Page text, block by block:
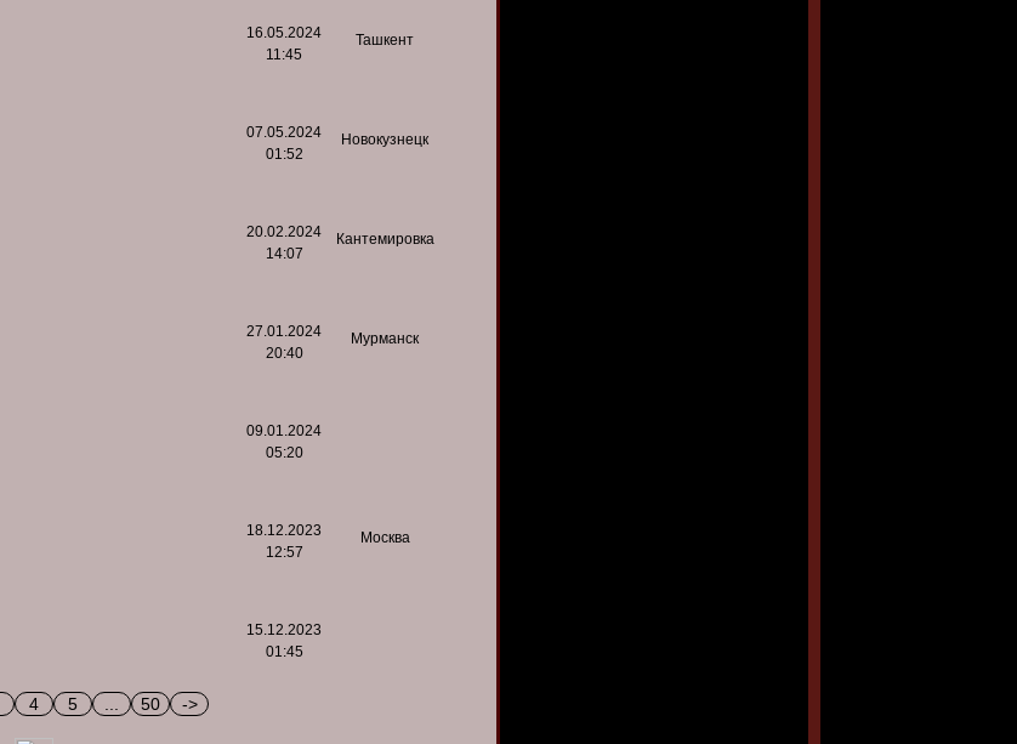
16.05.2024
11:45
Ташкент
07.05.2024
01:52
Новокузнецк
20.02.2024
14:07
Кантемировка
27.01.2024
20:40
Мурманск
09.01.2024
05:20
18.12.2023
12:57
Москва
15.12.2023
01:45
4 5 50 ->